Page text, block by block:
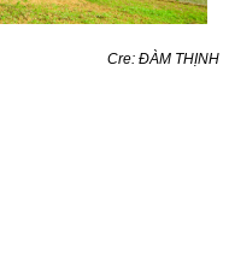
Cre: ĐÀM THỊNH